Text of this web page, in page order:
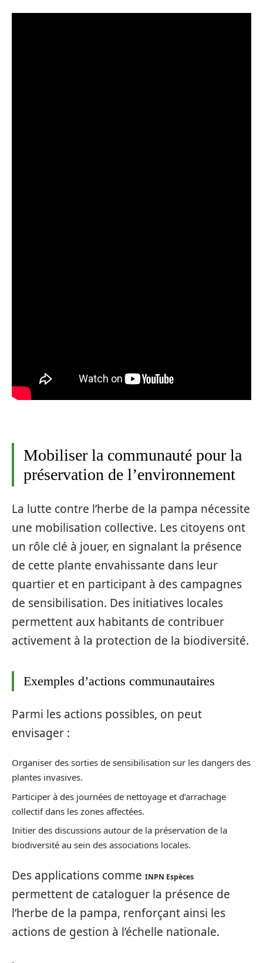
Mobiliser la communauté pour la
préservation de l’environnement
La lutte contre l’herbe de la pampa nécessite
une mobilisation collective. Les citoyens ont
un rôle clé à jouer, en signalant la présence
de cette plante envahissante dans leur
quartier et en participant à des campagnes
de sensibilisation. Des initiatives locales
permettent aux habitants de contribuer
activement à la protection de la biodiversité.
Exemples d’actions communautaires
Parmi les actions possibles, on peut
envisager :
Organiser des sorties de sensibilisation sur les dangers des
plantes invasives.
Participer à des journées de nettoyage et d’arrachage
collectif dans les zones affectées.
Initier des discussions autour de la préservation de la
biodiversité au sein des associations locales.
Des applications comme INPN Espèces
permettent de cataloguer la présence de
l’herbe de la pampa, renforçant ainsi les
actions de gestion à l’échelle nationale.